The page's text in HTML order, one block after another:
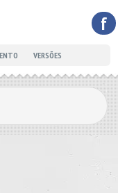
f
VERSÕES